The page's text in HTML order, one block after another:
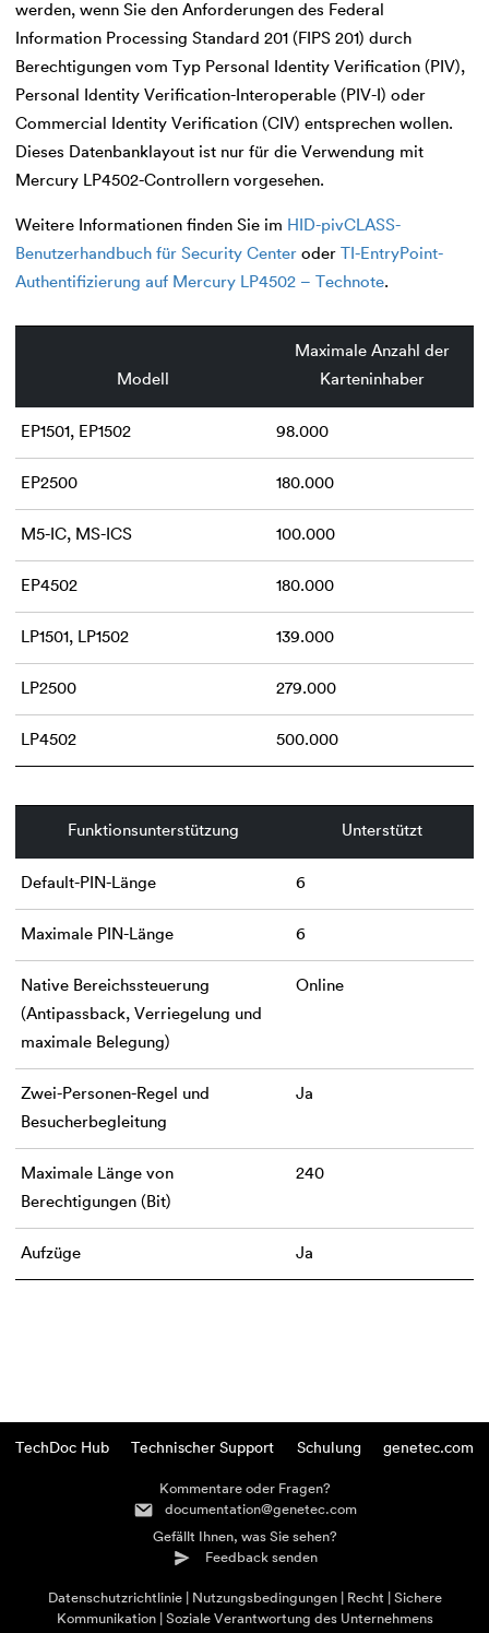
werden, wenn Sie den Anforderungen des Federal
Information Processing Standard 201 (FIPS 201) durch
Berechtigungen vom Typ Personal Identity Verification (PIV),
Personal Identity Verification-Interoperable (PIV-I) oder
Commercial Identity Verification (CIV) entsprechen wollen.
Dieses Datenbanklayout ist nur für die Verwendung mit
Mercury LP4502-Controllern vorgesehen.
Weitere Informationen finden Sie im HID-pivCLASS-
Benutzerhandbuch für Security Center oder
TI-EntryPoint-
Authentifizierung auf Mercury LP4502 – Technote.
Modell
Maximale Anzahl der
Karteninhaber
EP1501, EP1502 98.000
EP2500 180.000
M5-IC, MS-ICS 100.000
EP4502 180.000
LP1501, LP1502 139.000
LP2500 279.000
LP4502 500.000
Funktionsunterstützung Unterstützt
Default-PIN-Länge 6
Maximale PIN-Länge 6
Native Bereichssteuerung
(Antipassback, Verriegelung und
maximale Belegung)
Online
Zwei-Personen-Regel und
Besucherbegleitung
Ja
Maximale Länge von
Berechtigungen (Bit)
240
Aufzüge Ja
TechDoc Hub Technischer Support Schulung genetec.com
Kommentare oder Fragen?
documentation@genetec.com
Gefällt Ihnen, was Sie sehen?
Feedback senden
Datenschutzrichtlinie Nutzungsbedingungen Recht
Sichere
Kommunikation
Soziale Verantwortung des Unternehmens